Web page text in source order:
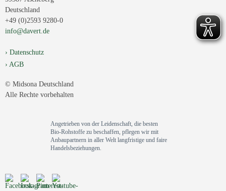
Deutschland
+49 (0)2593 9280-0
info@davert.de
Datenschutz
AGB
© Midsona Deutschland
Alle Rechte vorbehalten
Angetrieben von der Leidenschaft, die besten
Bio-Rohstoffe zu beschaffen, pflegen wir mit
Anbaupartnern in aller Welt langfristige und faire
Handelsbeziehungen.